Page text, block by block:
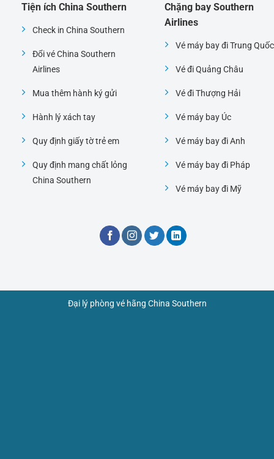
Tiện ích China Southern
Check in China Southern
Đổi vé China Southern
Airlines
Mua thêm hành ký gửi
Hành lý xách tay
Quy định giấy tờ trẻ em
Quy định mang chất lỏng
China Southern
Chặng bay Southern
Airlines
Vé máy bay đi Trung Quốc
Vé đi Quảng Châu
Vé đi Thượng Hải
Vé máy bay Úc
Vé máy bay đi Anh
Vé máy bay đi Pháp
Vé máy bay đi Mỹ
Đại lý phòng vé hãng China Southern